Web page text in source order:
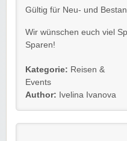
Gültig für Neu- und
Wir wünschen euch viel
Sparen!
Kategorie: Reisen &
Events
Author: Ivelina Ivanova